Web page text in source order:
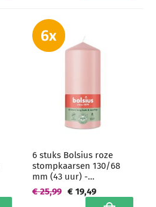
6 stuks Bolsius roze
stompkaarsen 130/68
mm (43 uur) -
grootverpakking
€ 19,49
€ 25,99